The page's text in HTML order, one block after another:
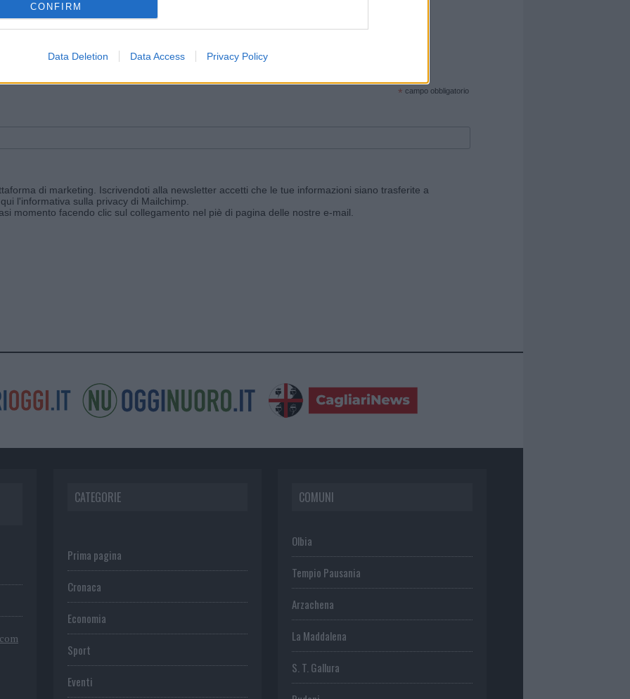
CONFIRM
Data Deletion Data Access Privacy Policy
e ricevi le nostre email periodiche contenenti le ultime notizie pubblicate sul sito web!
* campo obbligatorio
di marketing. Iscrivendoti alla newsletter accetti che le tue informazioni siano trasferite a
l'informativa sulla privacy di Mailchimp
momento facendo clic sul collegamento nel piè di pagina delle nostre e-mail.
CATEGORIE
Prima pagina
Cronaca
Economia
Sport
Eventi
COMUNI
Olbia
Tempio Pausania
Arzachena
La Maddalena
S. T. Gallura